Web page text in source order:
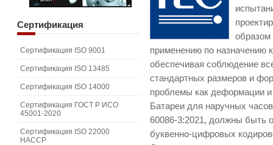
образом
применению по назначению
обеспечивая соблюдение
стандартных размеров и
проблемы как деформации и
Батареи для наручных
60086-3:2021, должны быть
буквенно-цифровых
Сертификация
Сертификация ISO 9001
Сертификация ISO 13485
Сертификация ISO 14000
Сертификация ГОСТ Р ИСО
45001-2020
Сертификация ISO 22000
HACCP